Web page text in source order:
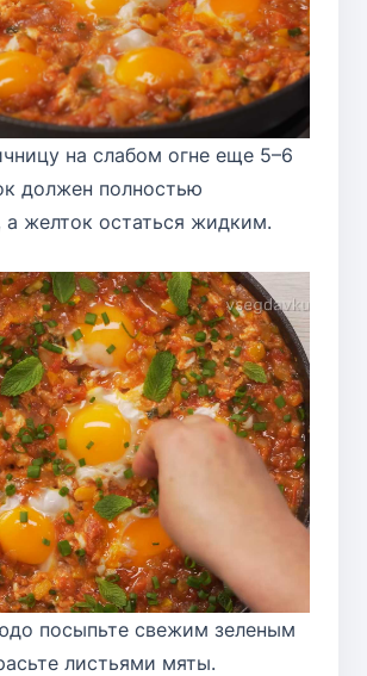
на слабом огне еще 5–6
должен полностью
а желток остаться жидким.
посыпьте свежим зеленым
листьями мяты.